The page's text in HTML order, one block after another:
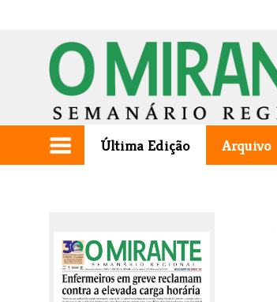
Última Edição Arquivo